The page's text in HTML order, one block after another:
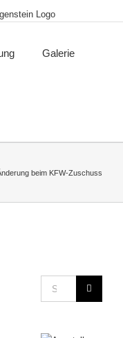
Galerie
beim KFW-Zuschuss